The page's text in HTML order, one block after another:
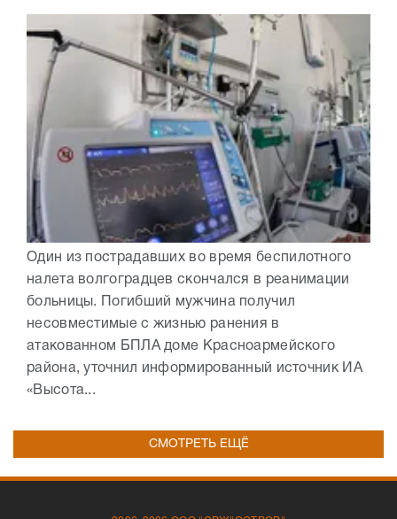
Один из пострадавших во время беспилотного
налета волгоградцев скончался в реанимации
больницы. Погибший мужчина получил
несовместимые с жизнью ранения в
атакованном БПЛА доме Красноармейского
района, уточнил информированный источник ИА
«Высота...
СМОТРЕТЬ ЕЩЁ